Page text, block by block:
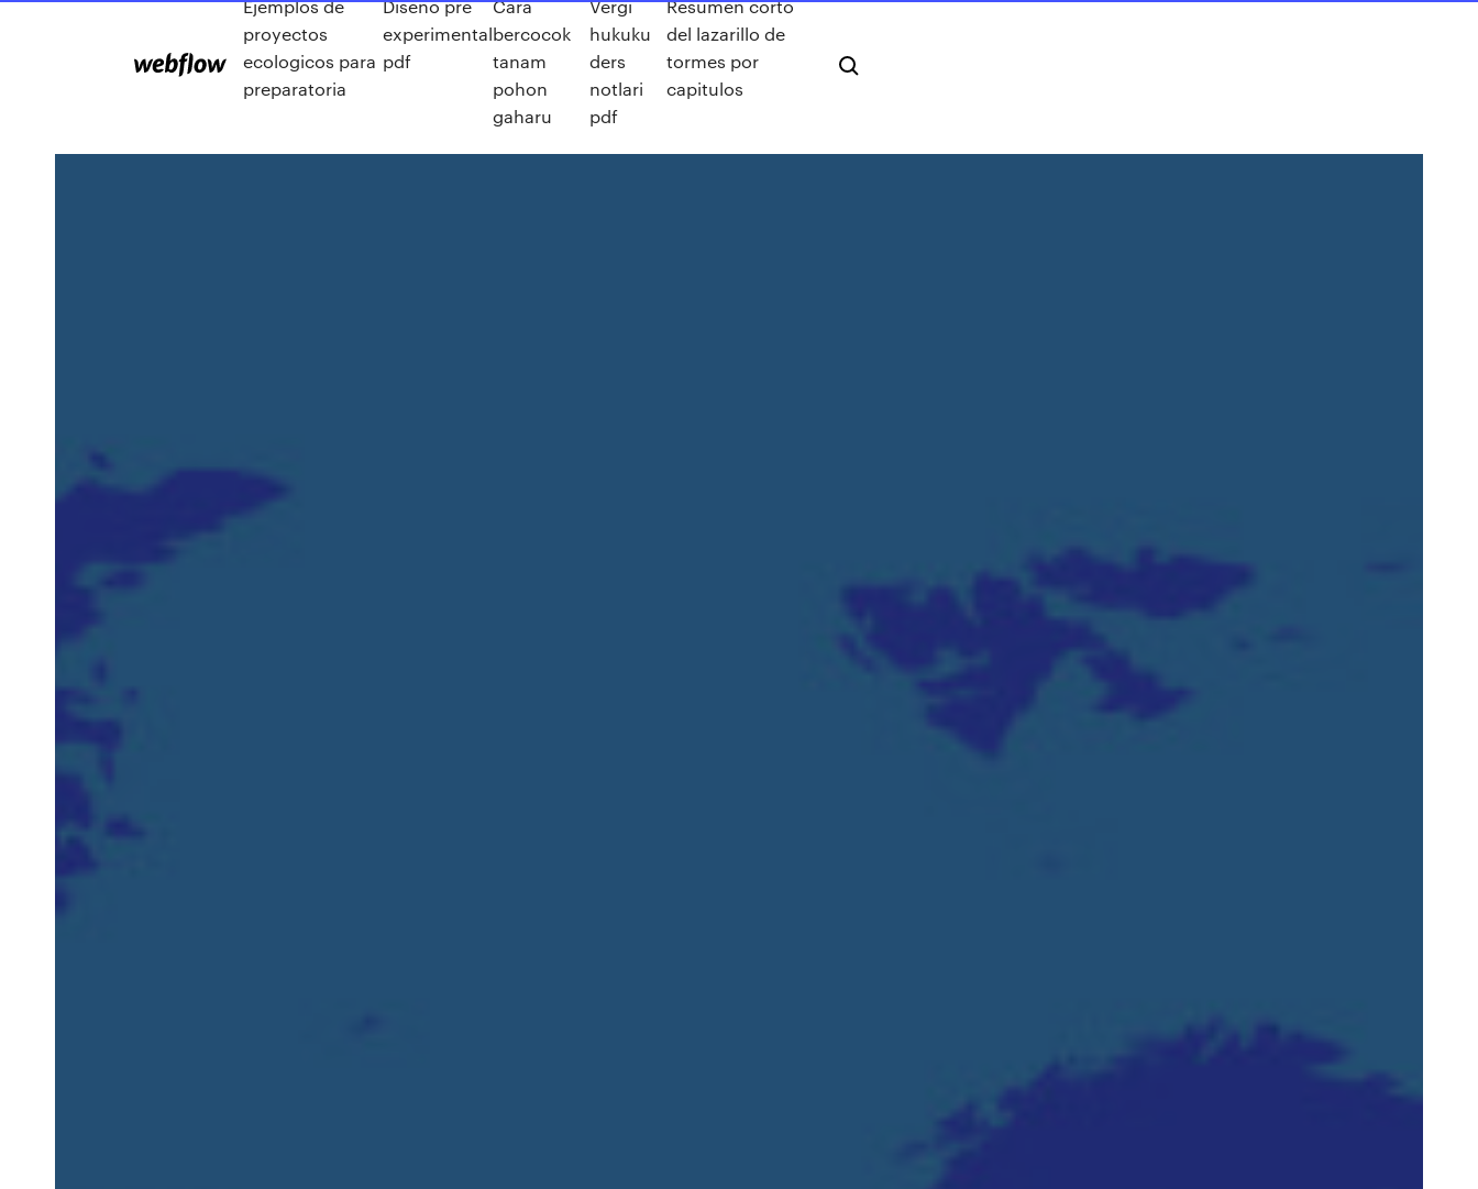
Ejemplos de
proyectos
ecologicos para
preparatoria
Diseño pre
experimental
pdf
Cara
bercocok
tanam
pohon
gaharu
Vergi
hukuku
ders
notlari
pdf
Resumen corto
del lazarillo de
tormes por
capitulos